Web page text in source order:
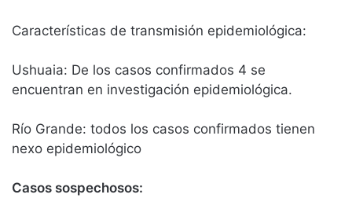
Características de transmisión epidemiológica:
Ushuaia: De los casos confirmados 4 se
encuentran en investigación epidemiológica.
Río Grande: todos los casos confirmados tienen
nexo epidemiológico
Casos sospechosos: